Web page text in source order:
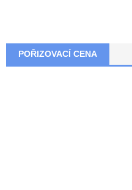
POŘIZOVACÍ CENA